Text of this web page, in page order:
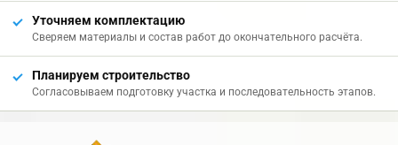
Уточняем комплектацию
Сверяем материалы и состав работ до окончательного расчёта.
Планируем строительство
Согласовываем подготовку участка и последовательность этапов.